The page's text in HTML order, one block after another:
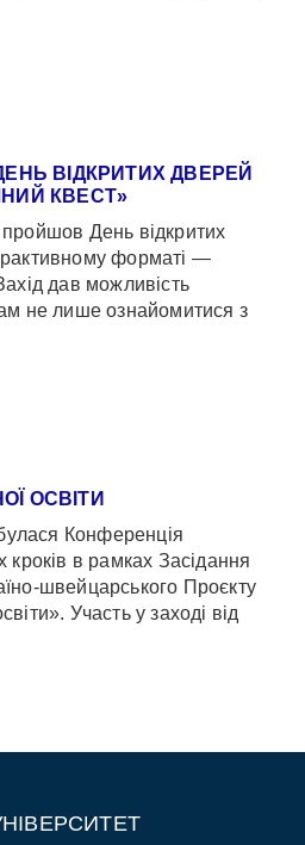
ВІДКРИТИХ ДВЕРЕЙ
КВЕСТ»
День відкритих
форматі —
дав можливість
не лише ознайомитися з
ОСВІТИ
Конференція
кроків в рамках Засідання
швейцарського Проєкту
Участь у заході від